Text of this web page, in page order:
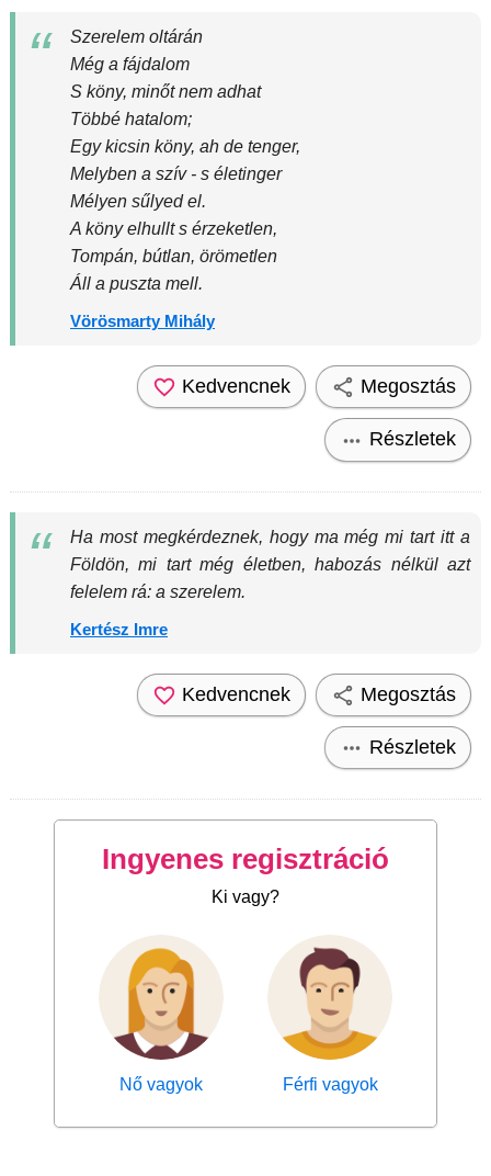
Szerelem oltárán
Még a fájdalom
S köny, minőt nem adhat
Többé hatalom;
Egy kicsin köny, ah de tenger,
Melyben a szív - s életinger
Mélyen sűlyed el.
A köny elhullt s érzeketlen,
Tompán, bútlan, örömetlen
Áll a puszta mell.
Vörösmarty Mihály
Kedvencnek Megosztás
Részletek
Ha most megkérdeznek, hogy ma még mi tart itt a
Földön, mi tart még életben, habozás nélkül azt
felelem rá: a szerelem.
Kertész Imre
Kedvencnek Megosztás
Részletek
Ingyenes regisztráció
Ki vagy?
Nő vagyok Férfi vagyok